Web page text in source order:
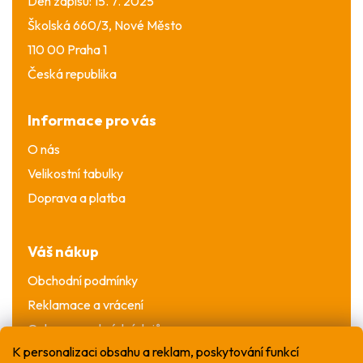
K personalizaci obsahu a reklam, poskytování funkcí
Školská 660/3, Nové Město
110 00 Praha 1
Česká republika
Informace pro vás
O nás
Velikostní tabulky
Doprava a platba
Váš nákup
Obchodní podmínky
Reklamace a vrácení
Ochrana osobních údajů